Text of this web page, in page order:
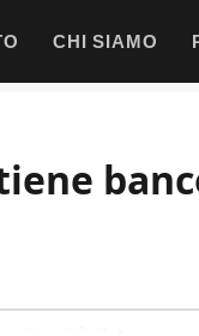
CHI SIAMO
tiene